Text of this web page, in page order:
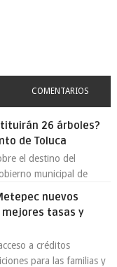
COMENTARIOS
26 árboles?
de Toluca
el destino del
municipal de
nuevos
tasas y
a créditos
para las familias y